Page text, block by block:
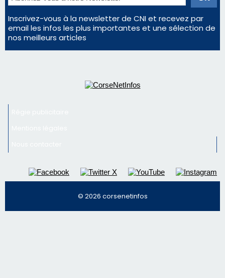
Nous contacter
© 2026 corsenetinfos